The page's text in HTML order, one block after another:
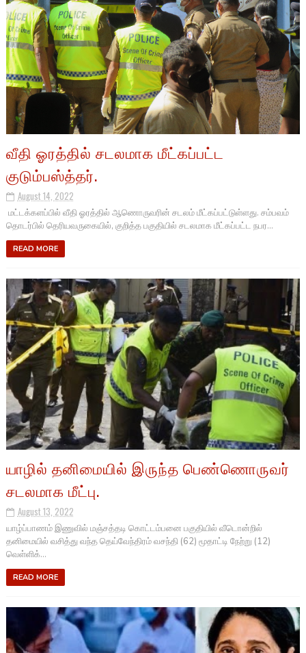
வீதி ஓரத்தில் சடலமாக மீட்கப்பட்ட
குடும்பஸ்த்தர்.
August 14, 2022
மட்டக்களப்பில் வீதி ஓரத்தில் ஆணொருவரின் சடலம் மீட்கப்பட்டுள்ளது. சம்பவம்
தொடர்பில் தெரியவருகையில், குறித்த பகுதியில் சடலமாக மீட்கப்பட்ட நபர...
READ MORE
யாழில் தனிமையில் இருந்த பெண்ணொருவர்
சடலமாக மீட்பு.
August 13, 2022
யாழ்ப்பாணம் இணுவில் மஞ்சத்தடி கொட்டம்பனை பகுதியில் வீடொன்றில்
தனிமையில் வசித்து வந்த தெய்வேந்திரம் வசந்தி (62) மூதாட்டி நேற்று (12)
வெள்ளிக்...
READ MORE